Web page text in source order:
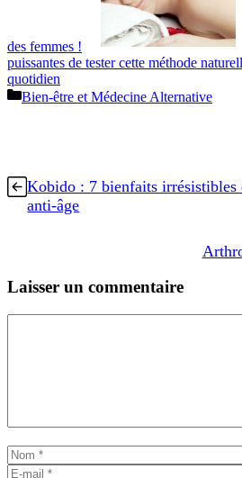
des femmes !
puissantes de tester cette méthode
quotidien
Catégories
Bien-être et Médecine Alternative
Kobido : 7 bienfaits irrésistibles
anti-âge
Laisser un commentaire
Nom